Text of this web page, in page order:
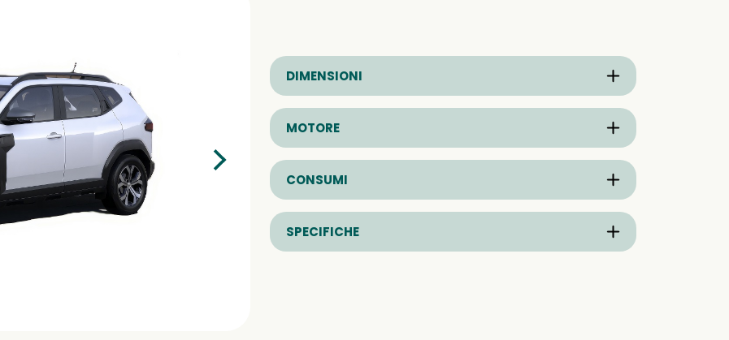
DIMENSIONI
MOTORE
CONSUMI
SPECIFICHE